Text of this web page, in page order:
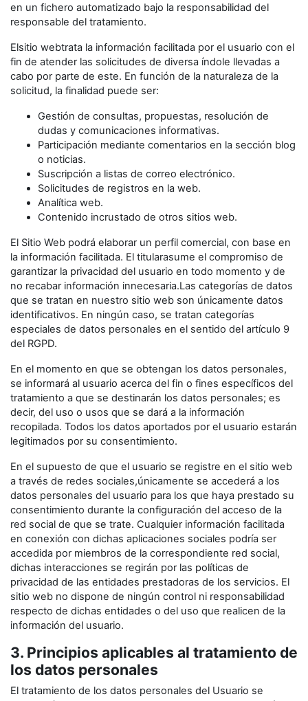
en un fichero automatizado bajo la responsabilidad del
responsable del tratamiento.
Elsitio webtrata la información facilitada por el usuario con el
fin de atender las solicitudes de diversa índole llevadas a
cabo por parte de este. En función de la naturaleza de la
solicitud, la finalidad puede ser:
Gestión de consultas, propuestas, resolución de
dudas y comunicaciones informativas.
Participación mediante comentarios en la sección blog
o noticias.
Suscripción a listas de correo electrónico.
Solicitudes de registros en la web.
Analítica web.
Contenido incrustado de otros sitios web.
El Sitio Web podrá elaborar un perfil comercial, con base en
la información facilitada. El titularasume el compromiso de
garantizar la privacidad del usuario en todo momento y de
no recabar información innecesaria.Las categorías de datos
que se tratan en nuestro sitio web son únicamente datos
identificativos. En ningún caso, se tratan categorías
especiales de datos personales en el sentido del artículo 9
del RGPD.
En el momento en que se obtengan los datos personales,
se informará al usuario acerca del fin o fines específicos del
tratamiento a que se destinarán los datos personales; es
decir, del uso o usos que se dará a la información
recopilada. Todos los datos aportados por el usuario estarán
legitimados por su consentimiento.
En el supuesto de que el usuario se registre en el sitio web
a través de redes sociales,únicamente se accederá a los
datos personales del usuario para los que haya prestado su
consentimiento durante la configuración del acceso de la
red social de que se trate. Cualquier información facilitada
en conexión con dichas aplicaciones sociales podría ser
accedida por miembros de la correspondiente red social,
dichas interacciones se regirán por las políticas de
privacidad de las entidades prestadoras de los servicios. El
sitio web no dispone de ningún control ni responsabilidad
respecto de dichas entidades o del uso que realicen de la
información del usuario.
3. Principios aplicables al tratamiento de
los datos personales
El tratamiento de los datos personales del Usuario se